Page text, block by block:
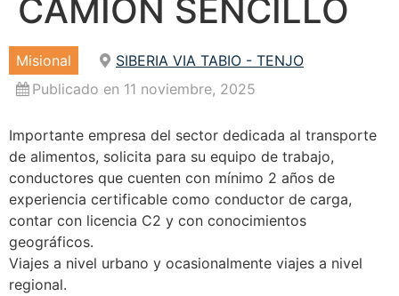
CAMIÓN SENCILLO
Misional
SIBERIA VIA TABIO - TENJO
Publicado en 11 noviembre, 2025
Importante empresa del sector dedicada al transporte
de alimentos, solicita para su equipo de trabajo,
conductores que cuenten con mínimo 2 años de
experiencia certificable como conductor de carga,
contar con licencia C2 y con conocimientos
geográficos.
Viajes a nivel urbano y ocasionalmente viajes a nivel
regional.